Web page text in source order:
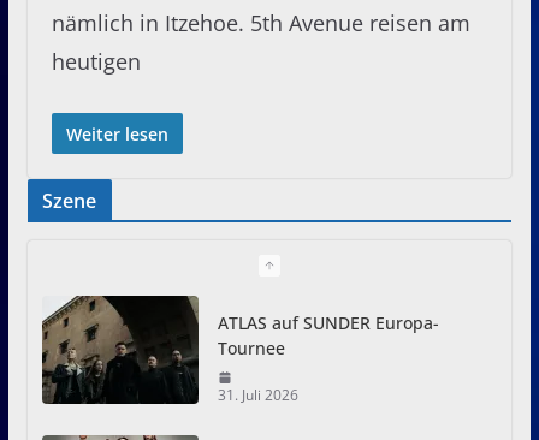
nämlich in Itzehoe. 5th Avenue reisen am
heutigen
Weiter lesen
Szene
ATLAS auf SUNDER Europa-
Tournee
31. Juli 2026